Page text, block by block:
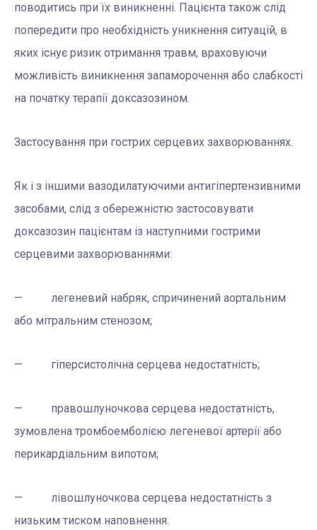
поводитись при їх виникненні. Пацієнта також слід
попередити про необхідність уникнення ситуацій, в
яких існує ризик отримання травм, враховуючи
можливість виникнення запаморочення або слабкості
на початку терапії доксазозином.
Застосування при гострих серцевих захворюваннях.
Як і з іншими вазодилатуючими антигіпертензивними
засобами, слід з обережністю застосовувати
доксазозин пацієнтам із наступними гострими
серцевими захворюваннями:
— легеневий набряк, спричинений аортальним
або мітральним стенозом;
— гіперсистолічна серцева недостатність;
— правошлуночкова серцева недостатність,
зумовлена тромбоемболією легеневої артерії або
перикардіальним випотом;
— лівошлуночкова серцева недостатність з
низьким тиском наповнення.